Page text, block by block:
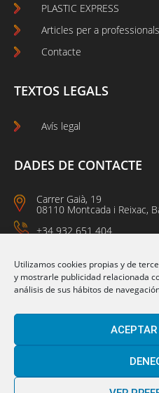
Utilizamos cookies propias y de
y mostrarle publicidad relacionada
análisis de sus hábitos de
PLASTIC EXPRESS
Articles per a professionals
Contacte
TEXTOS LEGALS
Avís legal
DADES DE CONTACTE
Carrer Gaià, 19
08110 Montcada i Reixac,
+34 932 651 404
15:00 a 18:00